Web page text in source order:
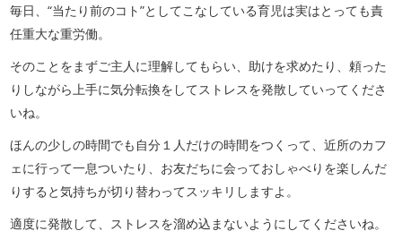
毎日、“当たり前のコト”としてこなしている育児は実はとっても責
任重大な重労働。
そのことをまずご主人に理解してもらい、助けを求めたり、頼った
りしながら上手に気分転換をしてストレスを発散していってくださ
いね。
ほんの少しの時間でも自分１人だけの時間をつくって、近所のカフ
ェに行って一息ついたり、お友だちに会っておしゃべりを楽しんだ
りすると気持ちが切り替わってスッキリしますよ。
適度に発散して、ストレスを溜め込まないようにしてくださいね。